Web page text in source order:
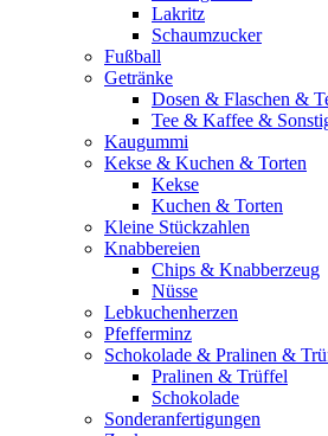
Lakritz
Schaumzucker
Fußball
Getränke
Dosen & Flaschen &
Tee & Kaffee &
Kaugummi
Kekse & Kuchen & Torten
Kekse
Kuchen & Torten
Kleine Stückzahlen
Knabbereien
Chips & Knabberzeug
Nüsse
Lebkuchenherzen
Pfefferminz
Schokolade & Pralinen &
Pralinen & Trüffel
Schokolade
Sonderanfertigungen